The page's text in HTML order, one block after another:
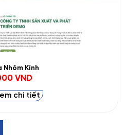
Nhôm Kính
VND.
VNDGiá
tại
là:
750.000 VND.
chi tiết